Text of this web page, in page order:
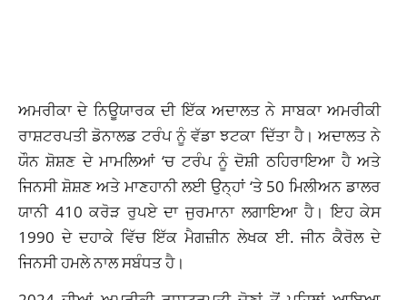
ਅਮਰੀਕਾ ਦੇ ਨਿਊਯਾਰਕ ਦੀ ਇੱਕ ਅਦਾਲਤ ਨੇ ਸਾਬਕਾ ਅਮਰੀਕੀ
ਰਾਸ਼ਟਰਪਤੀ ਡੋਨਾਲਡ ਟਰੰਪ ਨੂੰ ਵੱਡਾ ਝਟਕਾ ਦਿੱਤਾ ਹੈ। ਅਦਾਲਤ ਨੇ
ਯੌਨ ਸ਼ੋਸ਼ਣ ਦੇ ਮਾਮਲਿਆਂ ‘ਚ ਟਰੰਪ ਨੂੰ ਦੋਸ਼ੀ ਠਹਿਰਾਇਆ ਹੈ ਅਤੇ
ਜਿਨਸੀ ਸ਼ੋਸ਼ਣ ਅਤੇ ਮਾਣਹਾਨੀ ਲਈ ਉਨ੍ਹਾਂ ‘ਤੇ 50 ਮਿਲੀਅਨ ਡਾਲਰ
ਯਾਨੀ 410 ਕਰੋੜ ਰੁਪਏ ਦਾ ਜੁਰਮਾਨਾ ਲਗਾਇਆ ਹੈ। ਇਹ ਕੇਸ
1990 ਦੇ ਦਹਾਕੇ ਵਿੱਚ ਇੱਕ ਮੈਗਜ਼ੀਨ ਲੇਖਕ ਈ. ਜੀਨ ਕੈਰੋਲ ਦੇ
ਜਿਨਸੀ ਹਮਲੇ ਨਾਲ ਸਬੰਧਤ ਹੈ।